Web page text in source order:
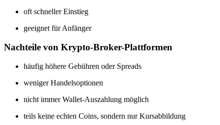
oft schneller Einstieg
geeignet für Anfänger
Nachteile von Krypto-Broker-Plattformen
häufig höhere Gebühren oder Spreads
weniger Handelsoptionen
nicht immer Wallet-Auszahlung möglich
teils keine echten Coins, sondern nur Kursabbildung